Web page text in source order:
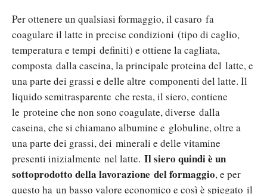
Per ottenere un qualsiasi formaggio, il casaro fa
coagulare il latte in precise condizioni (tipo di caglio,
temperatura e tempi definiti) e ottiene la cagliata,
composta dalla caseina, la principale proteina del latte, e
una parte dei grassi e delle altre componenti del latte. Il
liquido semitrasparente che resta, il siero, contiene
le proteine che non sono coagulate, diverse dalla
caseina, che si chiamano albumine e globuline, oltre a
una parte dei grassi, dei minerali e delle vitamine
presenti inizialmente nel latte. Il siero quindiè un
sottoprodotto della lavorazione del formaggio, e per
questo ha un basso valore economico e così è spiegato il